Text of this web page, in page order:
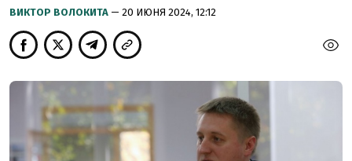
ВИКТОР ВОЛОКИТА — 20 ИЮНЯ 2024, 12:12